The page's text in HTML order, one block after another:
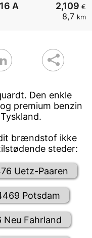
2,109 €
8,7 km
A
Den enkle
premium benzin
brændstof ikke
steder:
Uetz-Paaren
Potsdam
Neu Fahrland